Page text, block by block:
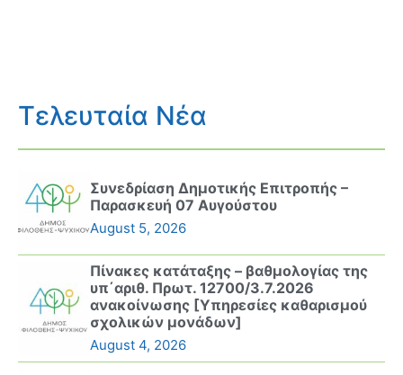
Τελευταία Νέα
Συνεδρίαση Δημοτικής Επιτροπής –
Παρασκευή 07 Αυγούστου
August 5, 2026
Πίνακες κατάταξης – βαθμολογίας της
υπ΄αριθ. Πρωτ. 12700/3.7.2026
ανακοίνωσης [Υπηρεσίες καθαρισμού
σχολικών μονάδων]
August 4, 2026